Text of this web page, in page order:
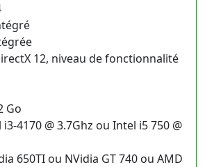
12, niveau de fonctionnalité
Go
4170 @ 3.7Ghz ou Intel i5 750 @
650TI ou NVidia GT 740 ou AMD